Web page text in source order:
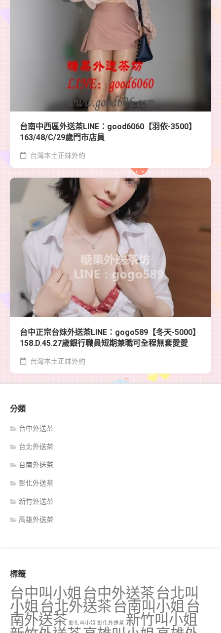
台南中西區外送茶LINE：good6060【羽依-3500】
163/48/C/29歲門市店員
台灣本土正妹外約
台中正宗台妹外送茶LINE：gogo589【冬天-5000】
158.D.45.27歲銀行職員短期兼職可全程無套愛愛
台灣本土正妹外約
分類
台中外送茶
台北外送茶
台南外送茶
彰化外送茶
新竹外送茶
高雄外送茶
標籤
台中叫小姐 台中外送茶 台北叫
小姐 台北外送茶 台南叫小姐 台
南外送茶 彰化叫小姐 彰化外送茶 新竹叫小姐